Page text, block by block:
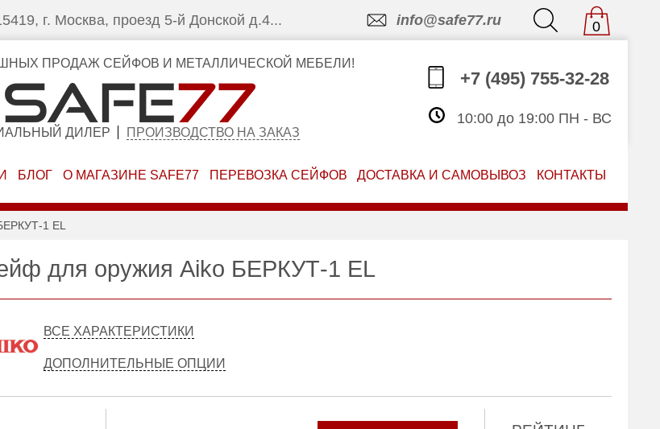
г. Москва, проезд 5-й Донской д.4... info@safe77.ru 0
ПРОДАЖ СЕЙФОВ И МЕТАЛЛИЧЕСКОЙ МЕБЕЛИ!
ДИЛЕР ПРОИЗВОДСТВО НА ЗАКАЗ
+7 (495) 755-32-28
10:00 до 19:00 ПН - ВС
БЛОГ О МАГАЗИНЕ SAFE77 ПЕРЕВОЗКА СЕЙФОВ ДОСТАВКА И САМОВЫВОЗ КОНТАКТЫ
1 EL
для оружия Aiko БЕРКУТ-1 EL
ВСЕ ХАРАКТЕРИСТИКИ
ДОПОЛНИТЕЛЬНЫЕ ОПЦИИ